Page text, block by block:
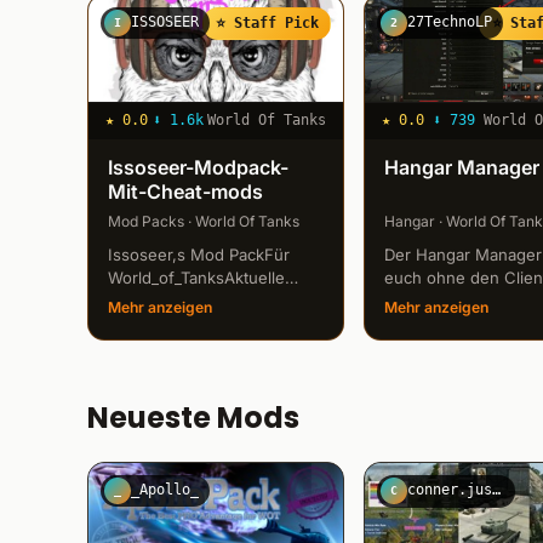
⭐ Staff Pick
I ISSOSEER
★ 0.0 ⬇ 1.6k World Of Tanks
Issoseer-Modpack-
Mit-Cheat-mods
Mod Packs · World Of Tanks
Issoseer,s Mod PackFür
World_of_TanksAktuelle
Version 9.19.0.2 &nbsp; Mod
Pack instaliert sich
selbst,nur den installer
Besatzungs ...
Mehr anzeigen
⭐
2 27TechnoLP
★ 0.0 ⬇ 739 World
Hangar Manager
Hangar · World Of
Der Hangar
euch ohne den
neuzustarten, den
zu wechseln. Seit der
Version 9.12 wird er
Mehr anzeigen
Neueste Mods
_ _Apollo_ C conner.justino